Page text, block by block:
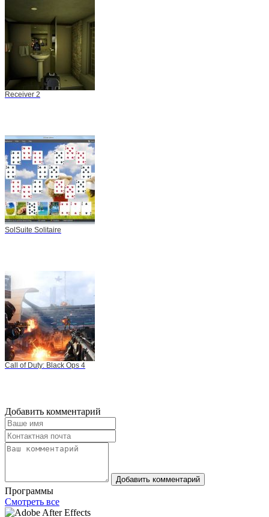
Receiver 2
SolSuite Solitaire
Call of Duty: Black Ops 4
Добавить комментарий
Добавить комментарий
Программы
Смотреть все